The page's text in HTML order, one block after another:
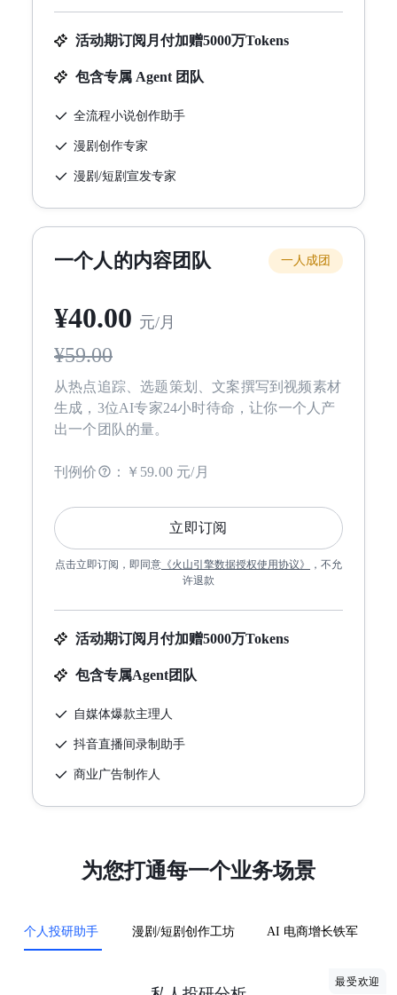
活动期订阅月付加赠5000万Tokens
包含专属 Agent 团队
全流程小说创作助手
漫剧创作专家
漫剧/短剧宣发专家
一个人的内容团队 一人成团
¥40.00 元/月
¥59.00
从热点追踪、选题策划、文案撰写到视频素材
生成，3位AI专家24小时待命，让你一个人产
出一个团队的量。
刊例价 ： ￥59.00 元/月
立即订阅
点击立即订阅，即同意 《火山引擎数据授权使用协议》
，不允
许退款
活动期订阅月付加赠5000万Tokens
包含专属Agent团队
自媒体爆款主理人
抖音直播间录制助手
商业广告制作人
为您打通每一个业务场景
个人投研助手 漫剧/短剧创作工坊 AI 电商增长铁军
最受欢迎